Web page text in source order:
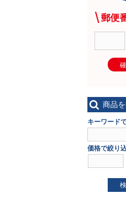
郵便
商品
キーワード
価格で絞り